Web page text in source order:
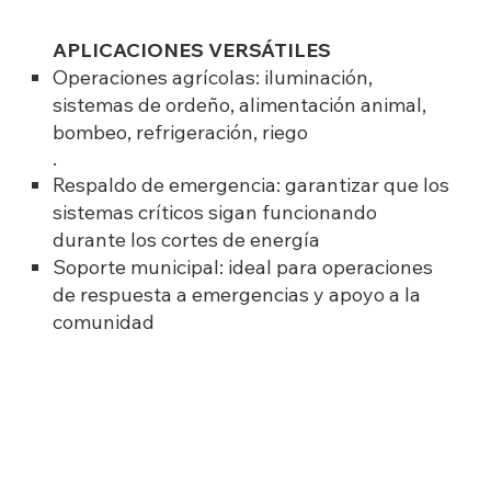
APLICACIONES VERSÁTILES
Operaciones agrícolas: iluminación,
sistemas de ordeño, alimentación animal,
bombeo, refrigeración, riego
.
Respaldo de emergencia: garantizar que los
sistemas críticos sigan funcionando
durante los cortes de energía
Soporte municipal: ideal para operaciones
de respuesta a emergencias y apoyo a la
comunidad